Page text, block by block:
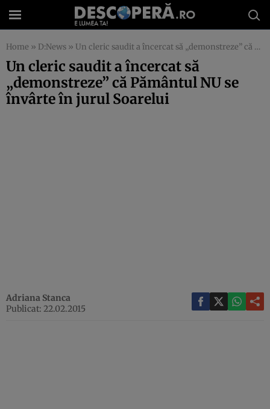
Home » D:News » Un cleric saudit a încercat să „demonstreze” că Pământul NU se învârte în jurul Soarelui
Un cleric saudit a încercat să
„demonstreze” că Pământul NU se
învârte în jurul Soarelui
Adriana Stanca
Publicat: 22.02.2015